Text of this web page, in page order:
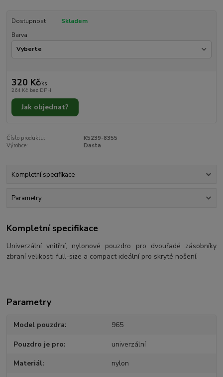
Dostupnost
Skladem
Barva
320 Kč/ks
264 Kč bez DPH
Jak objednat?
Číslo produktu:
K5239-8355
Výrobce:
Dasta
Kompletní specifikace
Parametry
Kompletní specifikace
Univerzální vnitřní, nylonové pouzdro pro dvouřadé zásobníky
zbraní velikosti full-size a compact ideální pro skryté nošení.
Parametry
Model pouzdra 965
Pouzdro je pro univerzální
Materiál nylon